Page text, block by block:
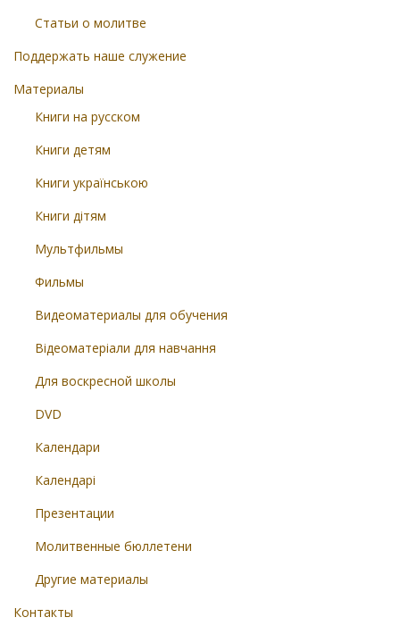
Статьи о молитве
Поддержать наше служение
Материалы
Книги на русском
Книги детям
Книги українською
Книги дітям
Мультфильмы
Фильмы
Видеоматериалы для обучения
Відеоматеріали для навчання
Для воскресной школы
DVD
Календари
Календарі
Презентации
Молитвенные бюллетени
Другие материалы
Контакты